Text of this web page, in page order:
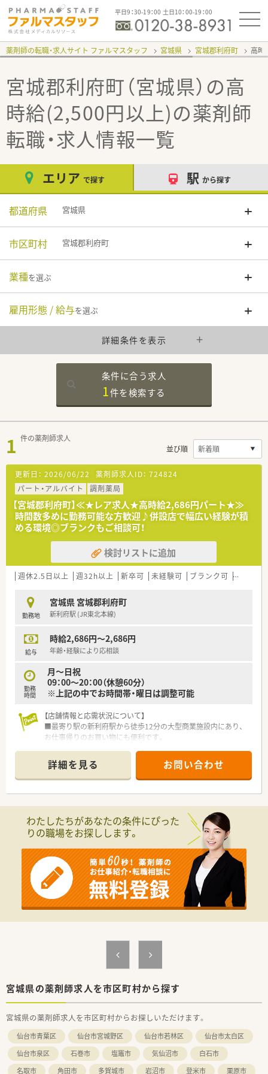
平日9：30-19：00 土日10：00-19：00
薬剤師の転職・求人サイト ファルマスタッフ 宮城県 宮城郡利府町 高時
宮城郡利府町（宮城県）の高
時給(2,500円以上)の薬剤師
転職・求人情報一覧
エリア で探す 駅 から探す
都道府県 宮城県
市区町村 宮城郡利府町
業種を選ぶ
雇用形態 / 給与を選ぶ
詳細条件を表示
条件に合う求人
1件を検索する
1 件の薬剤師求人
並び順
更新日： 2026/06/22 薬剤師求人ID： 724824
パート・アルバイト
調剤薬局
【宮城郡利府町】≪★レア求人★高時給2,686円パート★≫
時間数多めに勤務可能な方歓迎♪併設店で幅広い経験が積
める環境◎ブランクもご相談可！
検討リストに追加
週休2.5日以上 週32h以上 新卒可 未経験可 ブランク可 Ｗワー
勤務地
宮城県 宮城郡利府町
新利府駅 (JR東北本線)
給与
時給2,686円～2,686円
年齢・経験により応相談
勤務
時間
月～日祝
09：00～20：00（休憩60分）
※上記の中でお時間帯・曜日は調整可能
【店舗情報と応需状況について】
■最寄り駅の新利府駅から徒歩12分の大型商業施設内にあり、
お仕事帰りのお買い物にも便利です。
需しスキルアップが可能です。
■1日の処方箋枚数は40枚前後で、常勤3名・パート3名の薬剤師
が在籍しています。
■日本を代表する大手総合小売企業が母体であり、非常に安定し
た経営基盤が魅力です。
■調剤だけでなくOTCも併設し、地域住民の健康をトータルでサ
■薬剤師の専門性を活かしつつ、店舗運営や商品開発など多様な
キャリアへ挑戦可能です。
【こんな方にオススメ】
■安定した環境で長く働きたい方、調剤だけでなくOTCにも挑戦
したい方におすすめです。
■患者様とじっくり向き合える環境で、コミュニケーションを大
■ワークライフバランスを重視し、業界トップクラスの休日数を
詳細を見る お問い合わせ
わたしたちがあなたの条件にぴった
りの職場をお探しします。
宮城県の薬剤師求人を市区町村から探す
宮城県の薬剤師求人を市区町村からお探しいただけます。
仙台市青葉区 仙台市宮城野区 仙台市若林区
仙台市太白区
仙台市泉区
石巻市 塩竈市 気仙沼市
白石市
名取市
角田市 多賀城市 岩沼市 登米市 栗原市